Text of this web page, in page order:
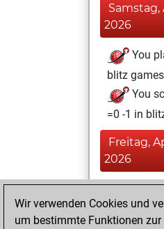
Samstag,
2026
You
blitz games
You
=0 -1 in
Freitag,
2026
You
Wir verwenden Cookies und
um bestimmte Funktionen